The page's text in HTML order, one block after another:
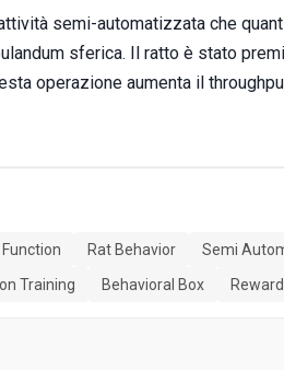
semi-automatizzata che
sferica. Il ratto è stato
operazione aumenta il
Rat Behavior Semi
Training Behavioral Box